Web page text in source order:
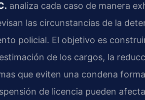
analiza cada caso de manera
las circunstancias de la
policial. El objetivo es
de los cargos, la
que eviten una condena
de licencia pueden